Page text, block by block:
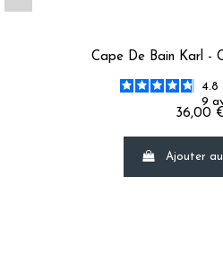
Cape De Bain Karl -
4.8
9
36,00
Ajouter